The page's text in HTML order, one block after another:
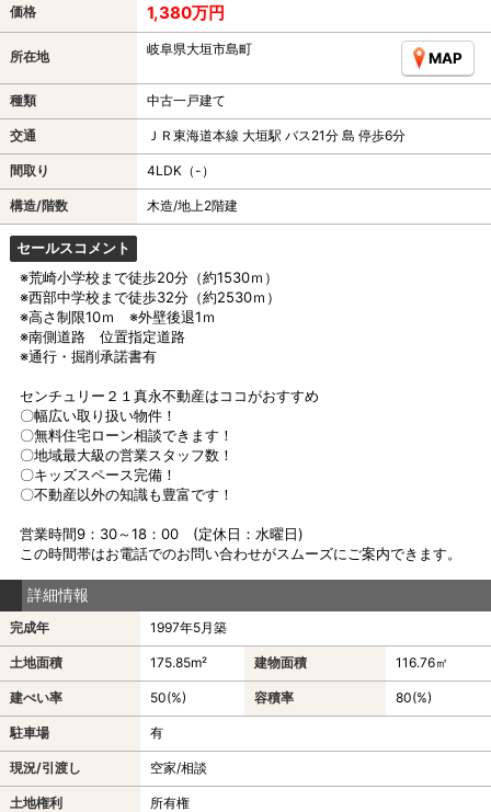
価格 1,380万円
所在地 岐阜県大垣市島町
MAP
種類 中古一戸建て
交通 ＪＲ東海道本線 大垣駅 バス21分 島 停歩6分
間取り 4LDK（-）
構造/階数 木造/地上2階建
セールスコメント
※荒崎小学校まで徒歩20分（約1530ｍ）
※西部中学校まで徒歩32分（約2530ｍ）
※高さ制限10ｍ ※外壁後退1ｍ
※南側道路 位置指定道路
※通行・掘削承諾書有
センチュリー２１真永不動産はココがおすすめ
〇幅広い取り扱い物件！
〇無料住宅ローン相談できます！
〇地域最大級の営業スタッフ数！
〇キッズスペース完備！
〇不動産以外の知識も豊富です！
営業時間9：30～18：00 (定休日：水曜日)
この時間帯はお電話でのお問い合わせがスムーズにご案内できます。
詳細情報
完成年 1997年5月築
土地面積 175.85m² 建物面積 116.76㎡
建ぺい率 50(%) 容積率 80(%)
駐車場 有
現況/引渡し 空家/相談
土地権利 所有権